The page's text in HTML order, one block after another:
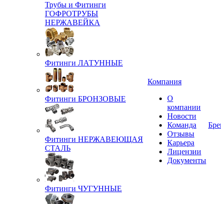
Трубы и Фитинги
ГОФРОТРУБЫ
НЕРЖАВЕЙКА
Фитинги ЛАТУННЫЕ
Фитинги БРОНЗОВЫЕ
Фитинги НЕРЖАВЕЮЩАЯ
СТАЛЬ
Фитинги ЧУГУННЫЕ
Компания
О
компании
Новости
Команда
Отзывы
Карьера
Лицензии
Документы